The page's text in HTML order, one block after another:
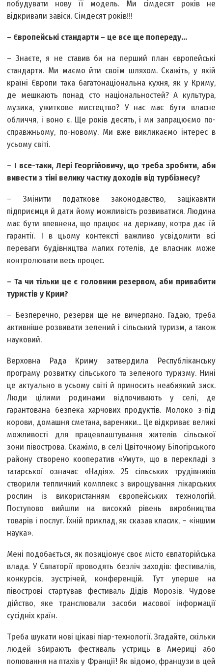
побудувати нову її модель. Ми сімдесят років не
відкривали завіси. Сімдесят років!!!
– Європейські стандарти – це все ще попереду...
– Знаєте, я не ставив би на перший план європейські
стандарти. Ми маємо йти своїм шляхом. Скажіть, у якій
країні Європи така багатонаціональна кухня, як у Криму,
де мешкають понад сто національностей? А культура,
музика, ужиткове мистецтво? У нас має бути власне
обличчя, і воно є. Ще років десять, і ми запрацюємо по-
справжньому, по-новому. Ми вже викликаємо інтерес в
усьому світі.
– І все-таки, Лері Георгійовичу, що треба зробити, аби
вивести з тіні велику частку доходів від турбізнесу?
– Змінити податкове законодавство, зацікавити
підприємця й дати йому можливість розвиватися. Людина
має бути впевнена, що працює на державу, котра дає їй
гарантії. І в цьому контексті важливо усвідомити всі
переваги будівництва малих готелів, де власник може
контролювати весь процес.
– Та чи тільки це є головним резервом, аби привабити
туристів у Крим?
– Безперечно, резерви ще не вичерпано. Гадаю, треба
активніше розвивати зелений і сільський туризм, а також
науковий.
Верховна Рада Криму затвердила Республіканську
програму розвитку сільського та зеленого туризму. Нині
це актуально в усьому світі й приносить неабиякий зиск.
Люди цілими родинами відпочивають у селі, де
гарантована безпека харчових продуктів. Молоко з-під
корови, домашня сметана, вареники... Це відкриває великі
можливості для працевлаштування жителів сільської
зони півострова. Скажімо, в селі Цвіточному Білогірського
району створено кооператив «Умут», що в перекладі з
татарської означає «Надія». 25 сільських трудівників
створили тепличний комплекс з вирощування лікарських
рослин із використанням європейських технологій.
Поступово вийшли на високий рівень виробництва
товарів і послуг. Їхній приклад, як сказав класик, – «іншим
наука».
Мені подобається, як позиціонує своє місто євпаторійська
влада. У Євпаторії проводять безліч заходів: фестивалів,
конкурсів, зустрічей, конференцій. Тут уперше на
півострові стартував фестиваль Дідів Морозів. Чудове
дійство, яке транслювали засоби масової інформації
сусідніх країн.
Треба шукати нові цікаві піар-технології. Згадайте, скільки
людей збирають фестиваль устриць в Америці або
полювання на птахів у Франції! Як відомо, французи в цей